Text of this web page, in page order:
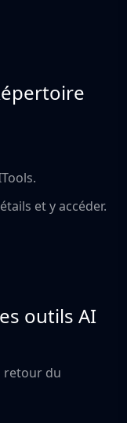
et y accéder.
outils AI
retour du